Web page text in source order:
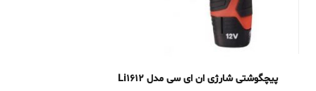
پیچگوشتی شارژی ان ای سی مدل Li1612